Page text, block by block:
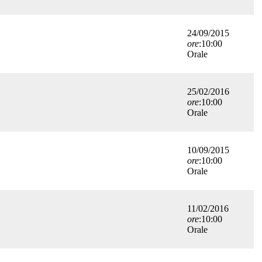
24/09/2015
ore:10:00
Orale
25/02/2016
ore:10:00
Orale
10/09/2015
ore:10:00
Orale
11/02/2016
ore:10:00
Orale